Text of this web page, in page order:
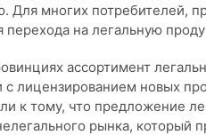
Для многих потребителей,
перехода на легальную
ассортимент
лицензированием новых
к тому, что предложение
рынка, который